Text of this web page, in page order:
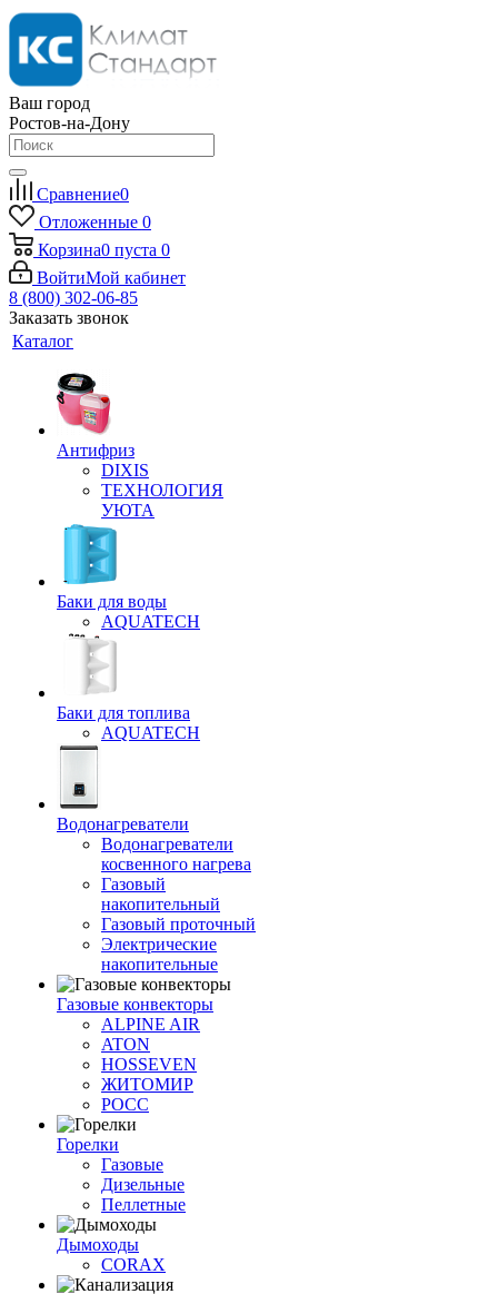
Ваш город
Ростов-на-Дону
Сравнение0
Отложенные 0
Корзина0 пуста 0
ВойтиМой кабинет
8 (800) 302-06-85
Заказать звонок
Каталог
Антифриз
DIXIS
ТЕХНОЛОГИЯ
УЮТА
Баки для воды
AQUATECH
Баки для топлива
AQUATECH
Водонагреватели
Водонагреватели
косвенного нагрева
Газовый
накопительный
Газовый проточный
Электрические
накопительные
Газовые конвекторы
ALPINE AIR
ATON
HOSSEVEN
ЖИТОМИР
РОСС
Горелки
Газовые
Дизельные
Пеллетные
Дымоходы
CORAX